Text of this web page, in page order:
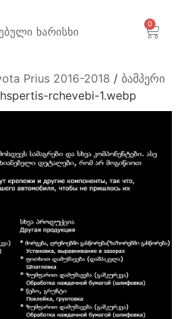
ხარისხი
0
Prius 2016-2018 / ბამპერი
rchevebi-1.webp